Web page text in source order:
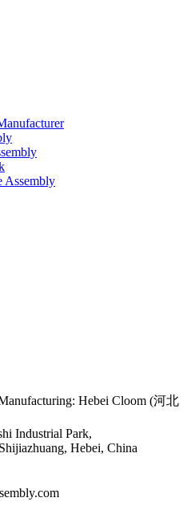
Assembly
Hebei Cloom (河北
Industrial Park,
Hebei, China